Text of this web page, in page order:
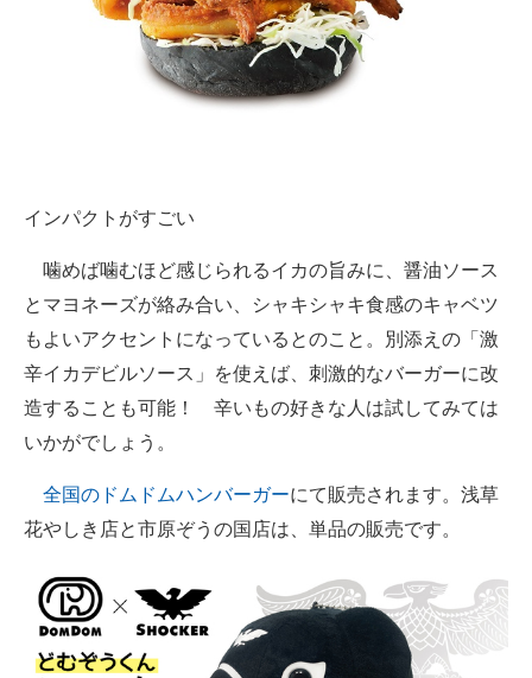
インパクトがすごい
噛めば噛むほど感じられるイカの旨みに、醤油ソース
とマヨネーズが絡み合い、シャキシャキ食感のキャベツ
もよいアクセントになっているとのこと。別添えの「激
辛イカデビルソース」を使えば、刺激的なバーガーに改
造することも可能！ 辛いもの好きな人は試してみては
いかがでしょう。
全国のドムドムハンバーガーにて販売されます。浅草
花やしき店と市原ぞうの国店は、単品の販売です。